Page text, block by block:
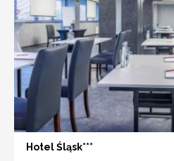
Hotel Śląsk***